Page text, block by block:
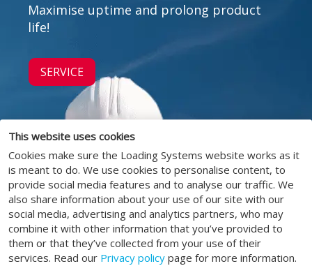
This website uses cookies
Cookies make sure the Loading Systems website works as it
is meant to do. We use cookies to personalise content, to
provide social media features and to analyse our traffic. We
also share information about your use of our site with our
social media, advertising and analytics partners, who may
combine it with other information that you’ve provided to
them or that they’ve collected from your use of their
services. Read our Privacy policy page for more information.
Maximise uptime and prolong product
life!
SERVICE